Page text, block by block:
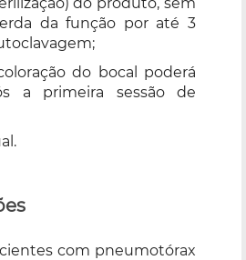
da função por até 3
do bocal poderá
a primeira sessão de
com pneumotórax